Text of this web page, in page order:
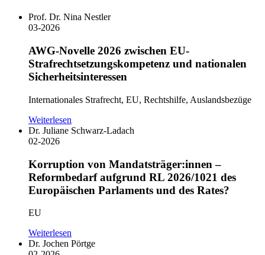
Prof. Dr. Nina Nestler
03-2026
AWG-Novelle 2026 zwischen EU-
Strafrechtsetzungskompetenz und nationalen
Sicherheitsinteressen
Internationales Strafrecht, EU, Rechtshilfe, Auslandsbezüge
Weiterlesen
Dr. Juliane Schwarz-Ladach
02-2026
Korruption von Mandatsträger:innen –
Reformbedarf aufgrund RL 2026/1021 des
Europäischen Parlaments und des Rates?
EU
Weiterlesen
Dr. Jochen Pörtge